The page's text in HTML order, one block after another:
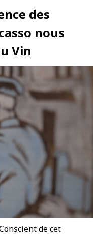
des
nous
Vin
de cet